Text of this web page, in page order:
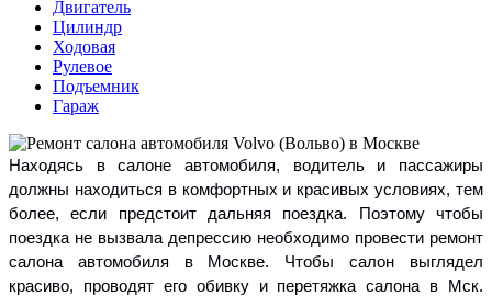
Двигатель
Цилиндр
Ходовая
Рулевое
Подъемник
Гараж
Находясь в салоне автомобиля, водитель и пассажиры
должны находиться в комфортных и красивых условиях, тем
более, если предстоит дальняя поездка. Поэтому чтобы
поездка не вызвала депрессию необходимо провести ремонт
салона автомобиля в Москве. Чтобы салон выглядел
красиво, проводят его обивку и перетяжка салона в Мск.